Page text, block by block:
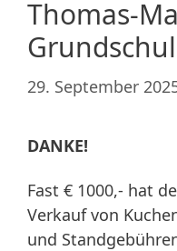
Thomas-
29. September
DANKE!
Fast € 1000,- hat
Verkauf von
und